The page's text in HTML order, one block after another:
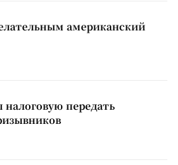
американский
передать